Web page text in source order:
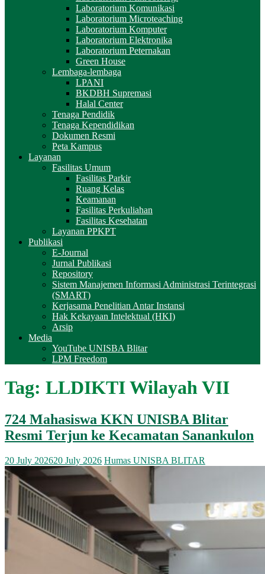
Laboratorium Komunikasi
Laboratorium Microteaching
Laboratorium Komputer
Laboratorium Elektronika
Laboratorium Peternakan
Green House
Lembaga-lembaga
LPANI
BKDBH Supremasi
Halal Center
Tenaga Pendidik
Tenaga Kependidikan
Dokumen Resmi
Peta Kampus
Layanan
Fasilitas Umum
Fasilitas Parkir
Ruang Kelas
Keamanan
Fasilitas Perkuliahan
Fasilitas Kesehatan
Layanan PPKPT
Publikasi
E-Journal
Jurnal Publikasi
Repository
Sistem Manajemen Informasi Administrasi Terintegrasi
(SMART)
Kerjasama Penelitian Antar Instansi
Hak Kekayaan Intelektual (HKI)
Arsip
Media
YouTube UNISBA Blitar
LPM Freedom
Tag: LLDIKTI Wilayah VII
724 Mahasiswa KKN UNISBA Blitar
Resmi Terjun ke Kecamatan Sanankulon
20 July 202620 July 2026 Humas UNISBA BLITAR